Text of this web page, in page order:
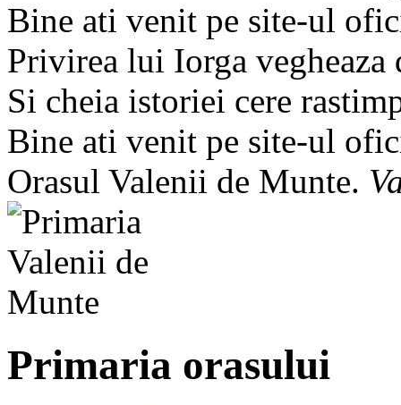
Bine ati venit pe site-ul
Privirea lui Iorga
Si cheia istoriei cere
Bine ati venit pe site-ul
Orasul Valenii de Munte.
Primaria orasului